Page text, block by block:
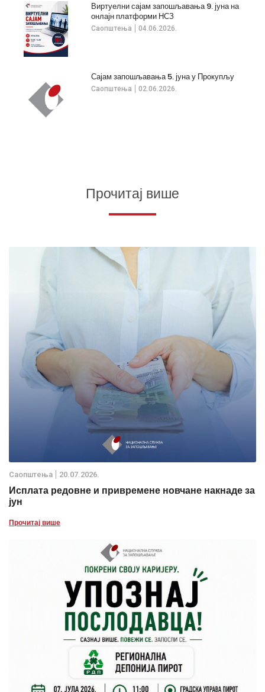
Саопштења 04.06.2026.
Виртуелни сајам запошљавања 9. јуна на
онлајн платформи НСЗ
Саопштења 02.06.2026.
Сајам запошљавања 5. јуна у Прокупљу
Прочитај више
Саопштења 20.07.2026.
Исплата редовне и привремене новчане накнаде за
јун
Прочитај више